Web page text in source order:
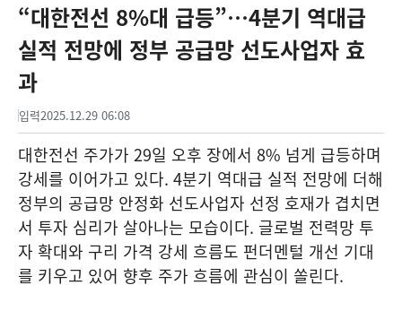
“대한전선 8%대 급등”…4분기 역대급
실적 전망에 정부 공급망 선도사업자 효
과
입력2025.12.29 06:08
대한전선 주가가 29일 오후 장에서 8% 넘게 급등하며
강세를 이어가고 있다. 4분기 역대급 실적 전망에 더해
정부의 공급망 안정화 선도사업자 선정 호재가 겹치면
서 투자 심리가 살아나는 모습이다. 글로벌 전력망 투
자 확대와 구리 가격 강세 흐름도 펀더멘털 개선 기대
를 키우고 있어 향후 주가 흐름에 관심이 쏠린다.